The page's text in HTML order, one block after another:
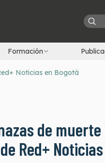
Formación
Noticias en Bogotá
de
Red+